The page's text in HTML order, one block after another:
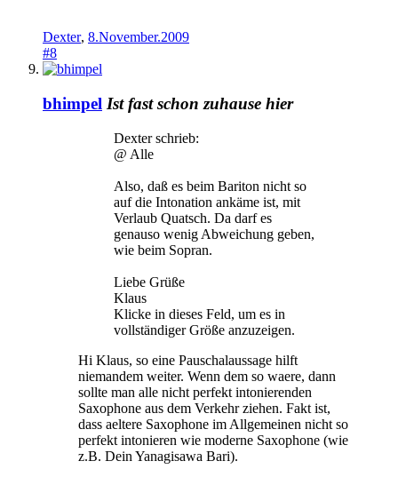
Dexter, 8.November.2009
#8
bhimpel Ist fast schon zuhause hier
Dexter schrieb:
@ Alle
Also, daß es beim Bariton nicht so
auf die Intonation ankäme ist, mit
Verlaub Quatsch. Da darf es
genauso wenig Abweichung geben,
wie beim Sopran.
Liebe Grüße
Klaus
Klicke in dieses Feld, um es in
vollständiger Größe anzuzeigen.
Hi Klaus, so eine Pauschalaussage hilft
niemandem weiter. Wenn dem so waere, dann
sollte man alle nicht perfekt intonierenden
Saxophone aus dem Verkehr ziehen. Fakt ist,
dass aeltere Saxophone im Allgemeinen nicht so
perfekt intonieren wie moderne Saxophone (wie
z.B. Dein Yanagisawa Bari).